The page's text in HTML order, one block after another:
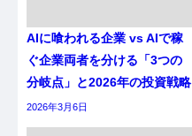
AIに喰われる企業 vs AIで稼
ぐ企業両者を分ける「3つの
分岐点」と2026年の投資戦略
2026年3月6日